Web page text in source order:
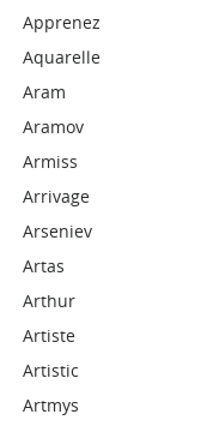
Apprenez
Aquarelle
Aram
Aramov
Armiss
Arrivage
Arseniev
Artas
Arthur
Artiste
Artistic
Artmys